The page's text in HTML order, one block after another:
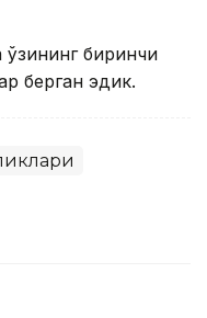
биринчи
берган эдик.